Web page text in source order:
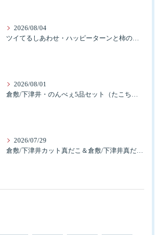
2026/08/04
ツイてるしあわせ・ハッピーターンと柿の種とそふとわかめふりかけとタコふりかけ・ハッピーコラボレーション
2026/08/01
2026/07/29
倉敷/下津井カット真だこ＆倉敷/下津井真だこ唐揚げ・セット人気です。